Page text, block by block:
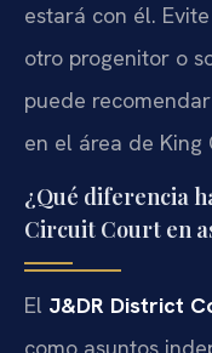
estará con él.
otro progenitor o
puede
en el área de King
¿Qué diferencia
Circuit Court en
El J&DR District